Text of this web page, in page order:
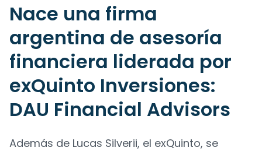
Nace una firma
argentina de asesoría
financiera liderada por
exQuinto Inversiones:
DAU Financial Advisors
Además de Lucas Silverii, el exQuinto, se